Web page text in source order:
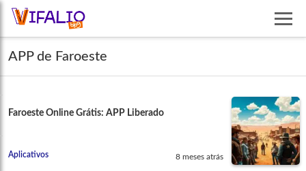
APP de Faroeste
Faroeste Online Grátis: APP Liberado
Aplicativos 8 meses atrás